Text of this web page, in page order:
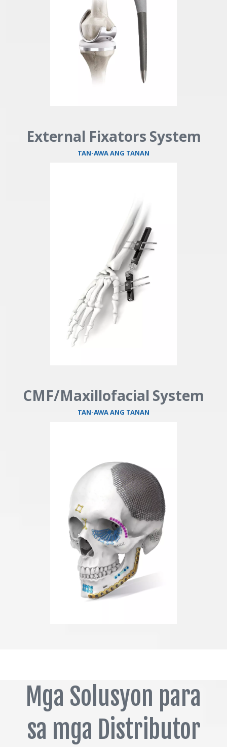
External Fixators System
TAN-AWA ANG TANAN
CMF/Maxillofacial System​​​
TAN-AWA ANG TANAN
Mga Solusyon para
sa mga Distributor